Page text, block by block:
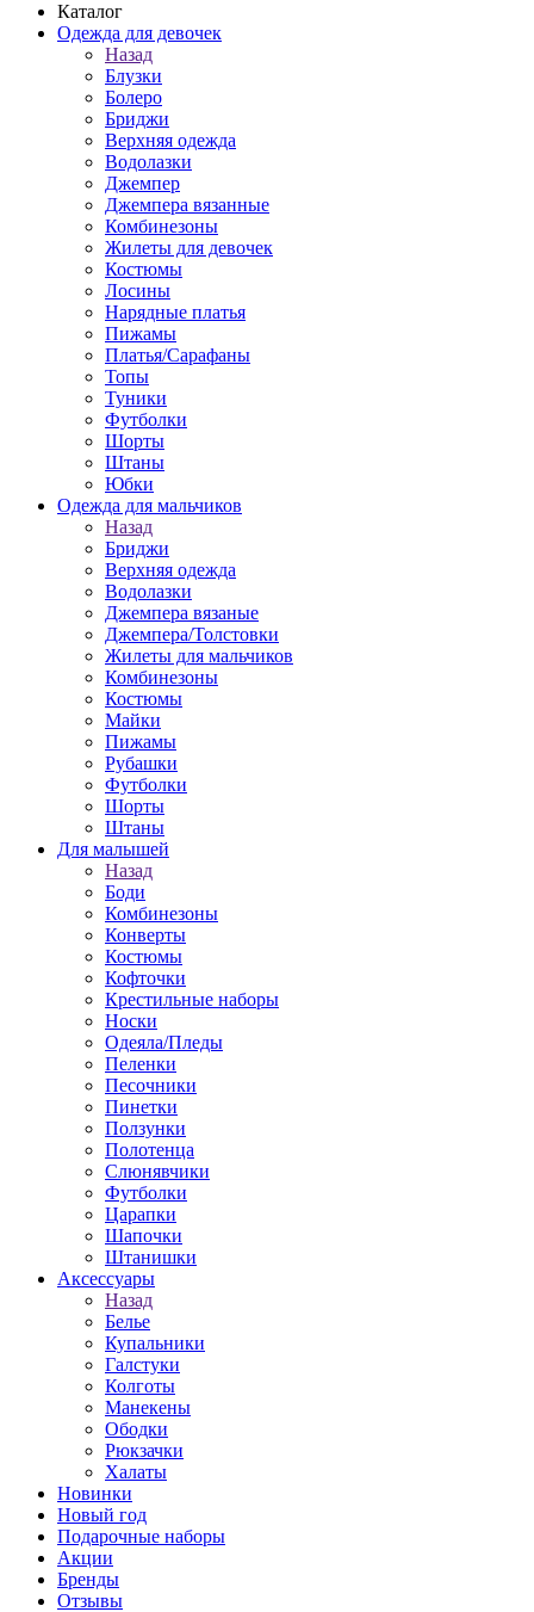
Каталог
Одежда для девочек
Назад
Блузки
Болеро
Бриджи
Верхняя одежда
Водолазки
Джемпер
Джемпера вязанные
Комбинезоны
Жилеты для девочек
Костюмы
Лосины
Нарядные платья
Пижамы
Платья/Сарафаны
Топы
Туники
Футболки
Шорты
Штаны
Юбки
Одежда для мальчиков
Назад
Бриджи
Верхняя одежда
Водолазки
Джемпера вязаные
Джемпера/Толстовки
Жилеты для мальчиков
Комбинезоны
Костюмы
Майки
Пижамы
Рубашки
Футболки
Шорты
Штаны
Для малышей
Назад
Боди
Комбинезоны
Конверты
Костюмы
Кофточки
Крестильные наборы
Носки
Одеяла/Пледы
Пеленки
Песочники
Пинетки
Ползунки
Полотенца
Слюнявчики
Футболки
Царапки
Шапочки
Штанишки
Аксессуары
Назад
Белье
Купальники
Галстуки
Колготы
Манекены
Ободки
Рюкзачки
Халаты
Новинки
Новый год
Подарочные наборы
Акции
Бренды
Отзывы